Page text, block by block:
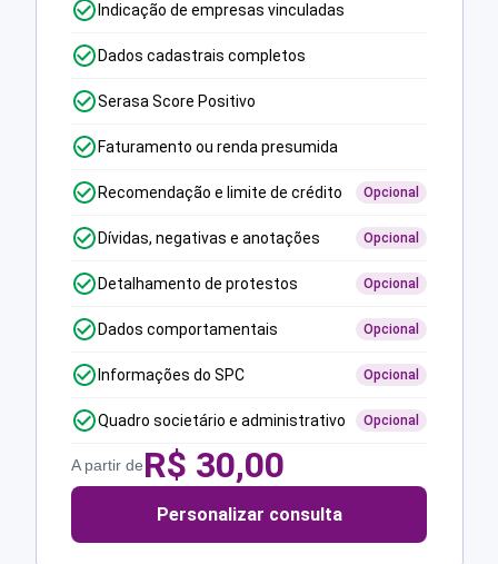
Indicação de empresas vinculadas
Dados cadastrais completos
Serasa Score Positivo
Faturamento ou renda presumida
Recomendação e limite de crédito Opcional
Dívidas, negativas e anotações Opcional
Detalhamento de protestos Opcional
Dados comportamentais Opcional
Informações do SPC Opcional
Quadro societário e administrativo Opcional
A partir deR$ 30,00
Personalizar consulta